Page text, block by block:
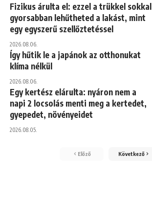
Fizikus árulta el: ezzel a trükkel sokkal
gyorsabban lehűtheted a lakást, mint
egy egyszerű szellőztetéssel
2026.08.06.
Így hűtik le a japánok az otthonukat
klíma nélkül
2026.08.06.
Egy kertész elárulta: nyáron nem a
napi 2 locsolás menti meg a kertedet,
gyepedet, növényeidet
2026.08.05.
Előző Következő